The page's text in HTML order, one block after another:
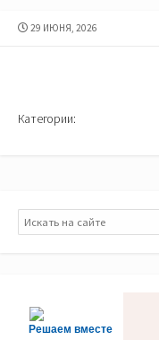
ДАТА
29 ИЮНЯ, 2026
Категории:
Поиск
Решаем вместе